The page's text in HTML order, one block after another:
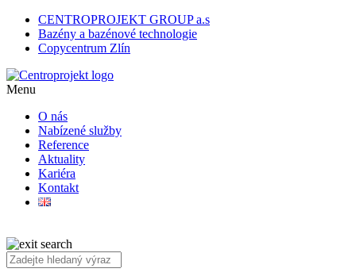
CENTROPROJEKT GROUP a.s
Bazény a bazénové technologie
Copycentrum Zlín
Menu
O nás
Nabízené služby
Reference
Aktuality
Kariéra
Kontakt